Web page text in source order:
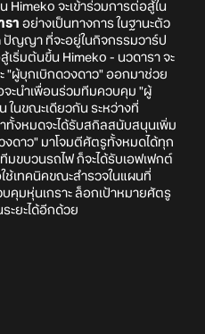
จะเข้าร่วมการต่อสู้ใน
รา อย่างเป็นทางการ ในฐานะตัว
ปัญญา ที่จะอยู่ในกิจกรรมวาร์ป
ริ่มต้นขึ้น Himeko - นวดารา จะ
"ผู้บุกเบิกดวงดาว" ออกมาช่วย
ะนำเพื่อนร่วมทีมควบคุม "ผู้
ในขณะเดียวกัน ระหว่างที่
ทั้งหมดจะได้รับสกิลสนับสนุนเพิ่ม
งดาว" มาโจมตีศัตรูทั้งหมดได้ทุก
ขบวนรถไฟ ก็จะได้รับเอฟเฟกต์
ช้เทคนิคขณะสำรวจในแผนที่
คุมหุ่นเกราะ ล็อกเป้าหมายศัตรู
ะยะได้อีกด้วย